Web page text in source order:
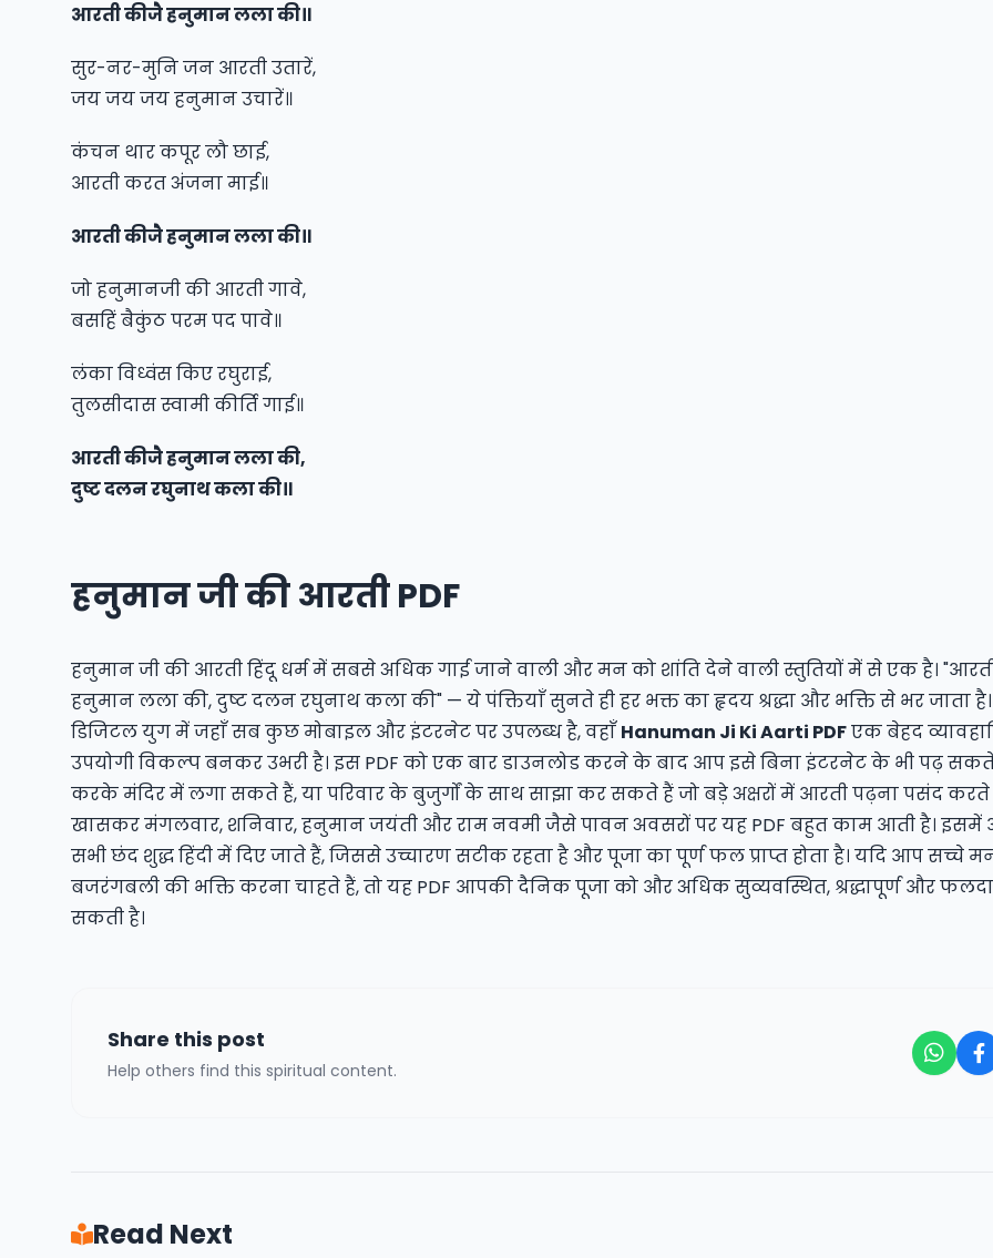
आरती कीजै हनुमान लला की॥
सुर-नर-मुनि जन आरती उतारें,
जय जय जय हनुमान उचारें॥
कंचन थार कपूर लौ छाई,
आरती करत अंजना माई॥
आरती कीजै हनुमान लला की॥
जो हनुमानजी की आरती गावे,
बसहिं बैकुंठ परम पद पावे॥
लंका विध्वंस किए रघुराई,
तुलसीदास स्वामी कीर्ति गाई॥
आरती कीजै हनुमान लला की,
दुष्ट दलन रघुनाथ कला की॥
हनुमान जी की आरती PDF
हनुमान जी की आरती हिंदू धर्म में सबसे अधिक गाई जाने वाली और मन को शांति देने वाली स्तुतियों में से एक है।
हनुमान लला की, दुष्ट दलन रघुनाथ कला की" — ये पंक्तियाँ सुनते ही हर भक्त का हृदय श्रद्धा और भक्ति से भर जाता
डिजिटल युग में जहाँ सब कुछ मोबाइल और इंटरनेट पर उपलब्ध है, वहाँ Hanuman Ji Ki Aarti PDFएक बेहद
उपयोगी विकल्प बनकर उभरी है। इस PDF को एक बार डाउनलोड करने के बाद आप इसे बिना इंटरनेट के भी पढ़ सकते
करके मंदिर में लगा सकते हैं, या परिवार के बुजुर्गों के साथ साझा कर सकते हैं जो बड़े अक्षरों में आरती पढ़ना पसंद करते
खासकर मंगलवार, शनिवार, हनुमान जयंती और राम नवमी जैसे पावन अवसरों पर यह PDF बहुत काम आती है।
सभी छंद शुद्ध हिंदी में दिए जाते हैं, जिससे उच्चारण सटीक रहता है और पूजा का पूर्ण फल प्राप्त होता है। यदि आप सच्चे
बजरंगबली की भक्ति करना चाहते हैं, तो यह PDF आपकी दैनिक पूजा को और अधिक सुव्यवस्थित, श्रद्धापूर्ण और
सकती है।
Share this post
Help others find this spiritual content.
Read Next